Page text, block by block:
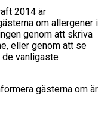
2014 är
om allergener i
genom att skriva
eller genom att se
de vanligaste
gästerna om är